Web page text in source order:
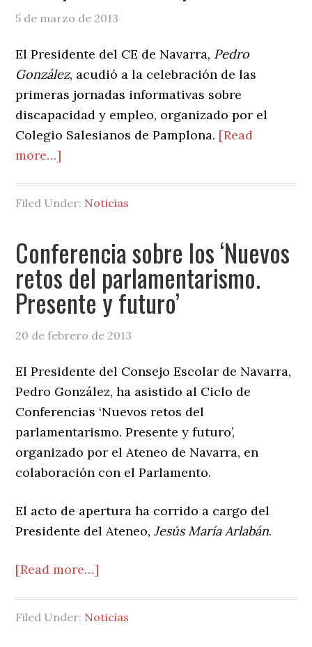
5 de marzo de 2013
El Presidente del CE de Navarra, Pedro
González, acudió a la celebración de las
primeras jornadas informativas sobre
discapacidad y empleo, organizado por el
Colegio Salesianos de Pamplona. [Read
more…]
informativas
y
empleo
Filed Under: Noticias
Conferencia sobre los ‘Nuevos
retos del parlamentarismo.
Presente y futuro’
20 de febrero de 2013
El Presidente del Consejo Escolar de Navarra,
Pedro González, ha asistido al Ciclo de
Conferencias ‘Nuevos retos del
parlamentarismo. Presente y futuro’,
organizado por el Ateneo de Navarra, en
colaboración con el Parlamento.
El acto de apertura ha corrido a cargo del
Presidente del Ateneo,Jesús María Arlabán.
[Read more…]
Filed Under: Noticias